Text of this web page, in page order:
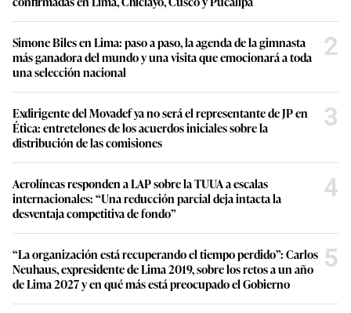
Simone Biles en Lima: paso a paso, la agenda de la gimnasta
más ganadora del mundo y una visita que emocionará a toda
una selección nacional
2
Exdirigente del Movadef ya no será el representante de JP en
Ética: entretelones de los acuerdos iniciales sobre la
distribución de las comisiones
3
Aerolíneas responden a LAP sobre la TUUA a escalas
internacionales: “Una reducción parcial deja intacta la
desventaja competitiva de fondo”
4
“La organización está recuperando el tiempo perdido”: Carlos
Neuhaus, expresidente de Lima 2019, sobre los retos a un año
de Lima 2027 y en qué más está preocupado el Gobierno
5